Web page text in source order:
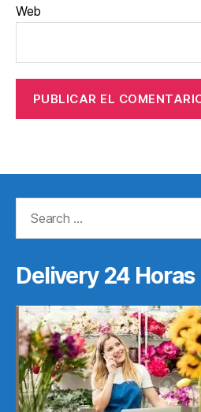
Web
Delivery 24 Horas